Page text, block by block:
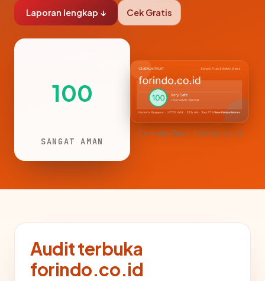
Laporan lengkap ↓ Cek Gratis
100
SANGAT AMAN
CemerlanTrust · forindo.co.id
Audit terbuka
forindo.co.id